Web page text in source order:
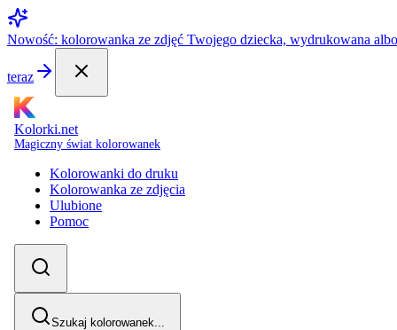
Nowość: kolorowanka ze zdjęć Twojego dziecka, wydrukowana
teraz
Kolorki.net
Magiczny świat kolorowanek
Kolorowanki do druku
Kolorowanka ze zdjęcia
Ulubione
Pomoc
Szukaj kolorowanek...